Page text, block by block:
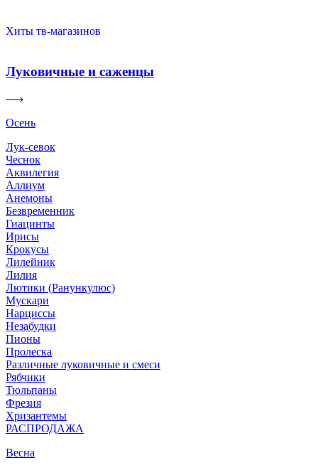
Хиты тв-магазинов
Луковичные и саженцы
Осень
Лук-севок
Чеснок
Аквилегия
Аллиум
Анемоны
Безвременник
Гиацинты
Ирисы
Крокусы
Лилейник
Лилия
Лютики (Ранункулюс)
Мускари
Нарцисcы
Незабудки
Пионы
Пролеска
Различные луковичные и смеси
Рябчики
Тюльпаны
Фрезия
Хризантемы
РАСПРОДАЖА
Весна